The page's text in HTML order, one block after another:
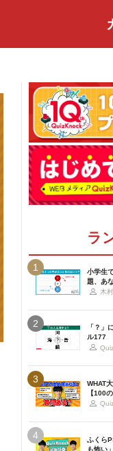
ラ
1
小学生
題、あ
木
2
「？」
ル177
3
WHAT
【100
4
ふくら
も怖い